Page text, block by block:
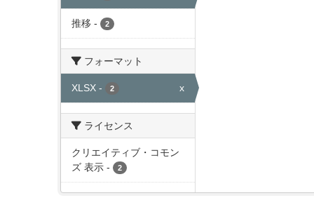
推移 - 2
フォーマット
XLSX - 2 x
ライセンス
クリエイティブ・コモン
ズ 表示 - 2